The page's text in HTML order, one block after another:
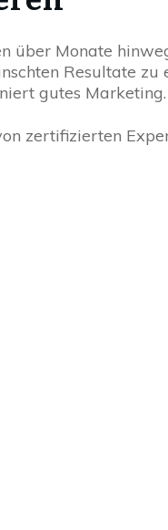
über Monate
Resultate
gutes Marketing.
zertifizierten